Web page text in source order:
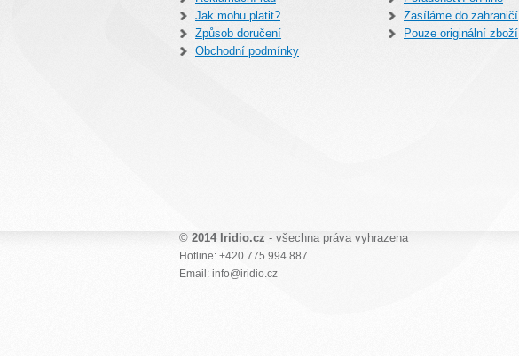
Jak mohu platit?
Způsob doručení
Obchodní podmínky
Zasíláme do zahraničí
Pouze originální zboží
© 2014 Iridio.cz - všechna práva vyhrazena
Hotline: +420 775 994 887
Email: info@iridio.cz